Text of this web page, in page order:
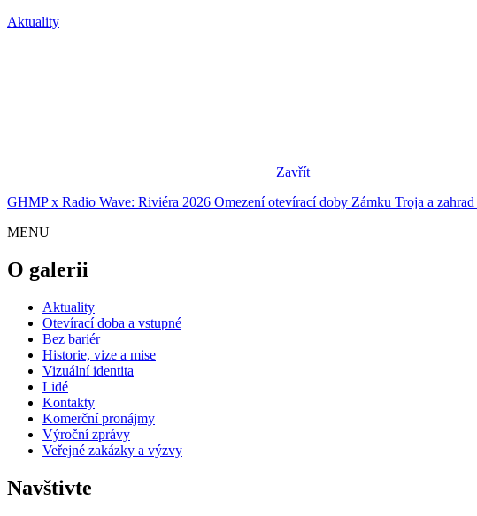
Aktuality
Zavřít
GHMP x Radio Wave: Riviéra 2026 Omezení otevírací doby Zámku Troja a zahrad
MENU
O galerii
Aktuality
Otevírací doba a vstupné
Bez bariér
Historie, vize a mise
Vizuální identita
Lidé
Kontakty
Komerční pronájmy
Výroční zprávy
Veřejné zakázky a výzvy
Navštivte